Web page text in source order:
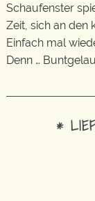
Schaufenster
Zeit, sich an den
Einfach mal
Denn …
*